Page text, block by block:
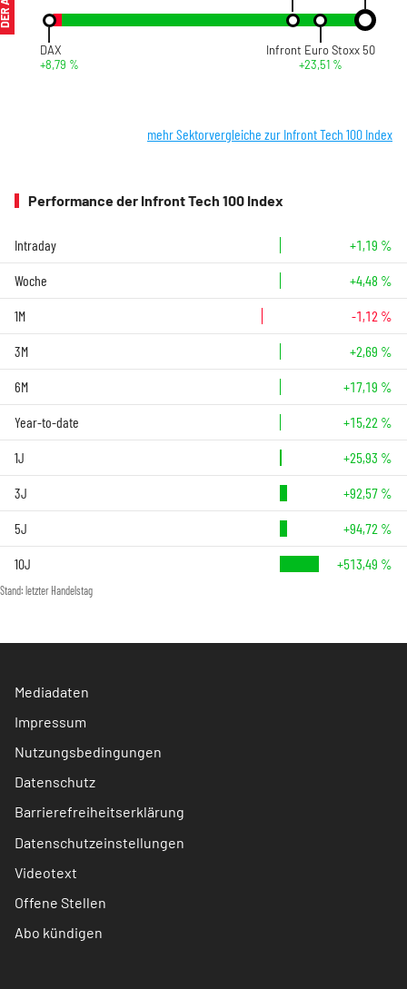
DAX
+8,79 %
Infront Euro Stoxx 50
+23,51 %
mehr Sektorvergleiche zur Infront Tech 100 Index
Performance der Infront Tech 100 Index
Intraday +1,19 %
Woche +4,48 %
1M -1,12 %
3M +2,69 %
6M +17,19 %
Year-to-date +15,22 %
1J +25,93 %
3J +92,57 %
5J +94,72 %
10J +513,49 %
Stand: letzter Handelstag
Mediadaten
Impressum
Nutzungsbedingungen
Datenschutz
Barrierefreiheitserklärung
Datenschutzeinstellungen
Videotext
Offene Stellen
Abo kündigen